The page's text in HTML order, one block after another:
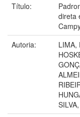
Título:
direta
Autoria:
LIMA,